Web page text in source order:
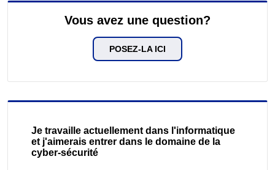
Vous avez une question?
POSEZ-LA ICI
Je travaille actuellement dans l'informatique
et j'aimerais entrer dans le domaine de la
cyber-sécurité